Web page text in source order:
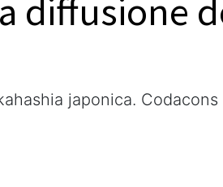
diffusione
japonica.